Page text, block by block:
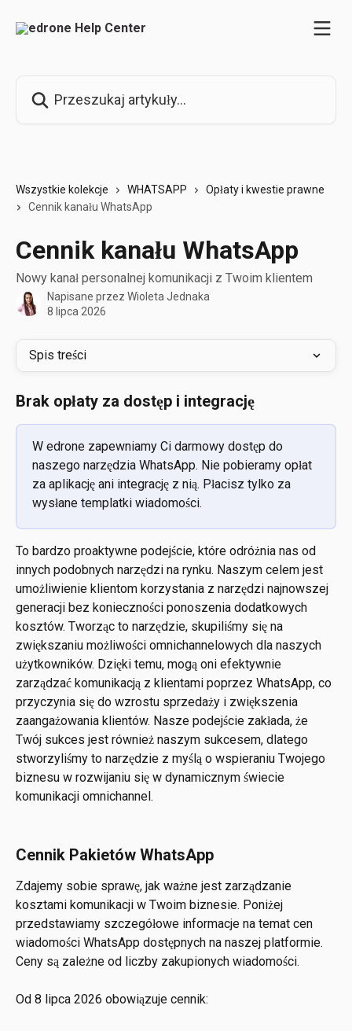
Wszystkie kolekcje WHATSAPP
Opłaty i kwestie prawne
Cennik kanału WhatsApp
Cennik kanału WhatsApp
Nowy kanał personalnej komunikacji z Twoim klientem
Napisane przez Wioleta Jednaka
8 lipca 2026
Spis treści
Brak opłaty za dostęp i integrację
W edrone zapewniamy Ci darmowy dostęp do
naszego narzędzia WhatsApp. Nie pobieramy opłat
za aplikację ani integrację z nią. Płacisz tylko za
wysłane templatki wiadomości.
To bardzo proaktywne podejście, które odróżnia nas od
innych podobnych narzędzi na rynku. Naszym celem jest
umożliwienie klientom korzystania z narzędzi najnowszej
generacji bez konieczności ponoszenia dodatkowych
kosztów. Tworząc to narzędzie, skupiliśmy się na
zwiększaniu możliwości omnichannelowych dla naszych
użytkowników. Dzięki temu, mogą oni efektywnie
zarządzać komunikacją z klientami poprzez WhatsApp, co
przyczynia się do wzrostu sprzedaży i zwiększenia
zaangażowania klientów. Nasze podejście zakłada, że
Twój sukces jest również naszym sukcesem, dlatego
stworzyliśmy to narzędzie z myślą o wspieraniu Twojego
biznesu w rozwijaniu się w dynamicznym świecie
komunikacji omnichannel.
Cennik Pakietów WhatsApp
Zdajemy sobie sprawę, jak ważne jest zarządzanie
kosztami komunikacji w Twoim biznesie. Poniżej
przedstawiamy szczegółowe informacje na temat cen
wiadomości WhatsApp dostępnych na naszej platformie.
Ceny są zależne od liczby zakupionych wiadomości.
Od 8 lipca 2026 obowiązuje cennik: